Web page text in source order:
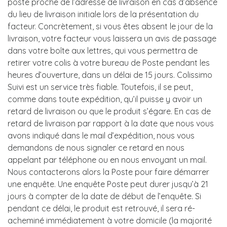
poste proche de l’adresse de livraison en cas d’absence
du lieu de livraison initiale lors de la présentation du
facteur. Concrètement, si vous êtes absent le jour de la
livraison, votre facteur vous laissera un avis de passage
dans votre boîte aux lettres, qui vous permettra de
retirer votre colis à votre bureau de Poste pendant les
heures d’ouverture, dans un délai de 15 jours. Colissimo
Suivi est un service très fiable. Toutefois, il se peut,
comme dans toute expédition, qu’il puisse y avoir un
retard de livraison ou que le produit s’égare. En cas de
retard de livraison par rapport à la date que nous vous
avons indiqué dans le mail d’expédition, nous vous
demandons de nous signaler ce retard en nous
appelant par téléphone ou en nous envoyant un mail.
Nous contacterons alors la Poste pour faire démarrer
une enquête. Une enquête Poste peut durer jusqu’à 21
jours à compter de la date de début de l’enquête. Si
pendant ce délai, le produit est retrouvé, il sera ré-
acheminé immédiatement à votre domicile (la majorité